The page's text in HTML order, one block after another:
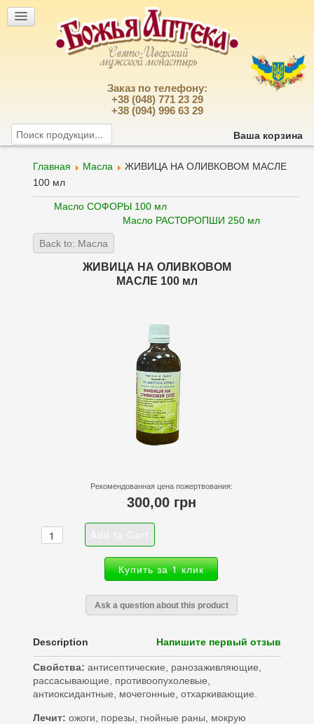
Заказ по телефону:
+38 (048) 771 23 29
+38 (094) 996 63 29
Ваша корзина
Главная Масла
ЖИВИЦА НА ОЛИВКОВОМ МАСЛЕ
100 мл
Масло СОФОРЫ 100 мл
Масло РАСТОРОПШИ 250 мл
Back to: Масла
ЖИВИЦА НА ОЛИВКОВОМ
МАСЛЕ 100 мл
Рекомендованная цена пожертвования:
300,00 грн
Купить за 1 клик
Ask a question about this product
Description Напишите первый отзыв
Свойства: антисептические, ранозаживляющие,
рассасывающие, противоопухолевые,
антиоксидантные, мочегонные, отхаркивающие.
Лечит: ожоги, порезы, гнойные раны, мокрую